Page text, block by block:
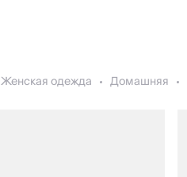
Женская одежда Домашняя